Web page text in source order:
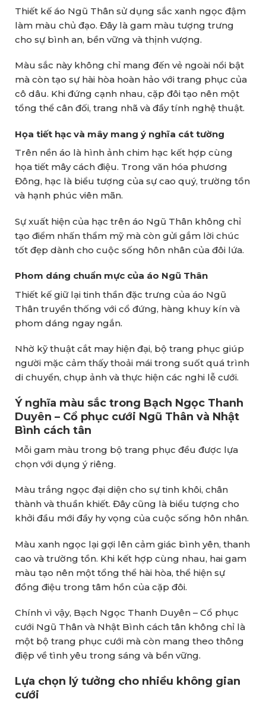
Thiết kế áo Ngũ Thân sử dụng sắc xanh ngọc đậm
làm màu chủ đạo. Đây là gam màu tượng trưng
cho sự bình an, bền vững và thịnh vượng.
Màu sắc này không chỉ mang đến vẻ ngoài nổi bật
mà còn tạo sự hài hòa hoàn hảo với trang phục của
cô dâu. Khi đứng cạnh nhau, cặp đôi tạo nên một
tổng thể cân đối, trang nhã và đầy tính nghệ thuật.
Họa tiết hạc và mây mang ý nghĩa cát tường
Trên nền áo là hình ảnh chim hạc kết hợp cùng
họa tiết mây cách điệu. Trong văn hóa phương
Đông, hạc là biểu tượng của sự cao quý, trường tồn
và hạnh phúc viên mãn.
Sự xuất hiện của hạc trên áo Ngũ Thân không chỉ
tạo điểm nhấn thẩm mỹ mà còn gửi gắm lời chúc
tốt đẹp dành cho cuộc sống hôn nhân của đôi lứa.
Phom dáng chuẩn mực của áo Ngũ Thân
Thiết kế giữ lại tinh thần đặc trưng của áo Ngũ
Thân truyền thống với cổ đứng, hàng khuy kín và
phom dáng ngay ngắn.
Nhờ kỹ thuật cắt may hiện đại, bộ trang phục giúp
người mặc cảm thấy thoải mái trong suốt quá trình
di chuyển, chụp ảnh và thực hiện các nghi lễ cưới.
Ý nghĩa màu sắc trong Bạch Ngọc Thanh
Duyên – Cổ phục cưới Ngũ Thân và Nhật
Bình cách tân
Mỗi gam màu trong bộ trang phục đều được lựa
chọn với dụng ý riêng.
Màu trắng ngọc đại diện cho sự tinh khôi, chân
thành và thuần khiết. Đây cũng là biểu tượng cho
khởi đầu mới đầy hy vọng của cuộc sống hôn nhân.
Màu xanh ngọc lại gợi lên cảm giác bình yên, thanh
cao và trường tồn. Khi kết hợp cùng nhau, hai gam
màu tạo nên một tổng thể hài hòa, thể hiện sự
đồng điệu trong tâm hồn của cặp đôi.
Chính vì vậy, Bạch Ngọc Thanh Duyên – Cổ phục
cưới Ngũ Thân và Nhật Bình cách tân không chỉ là
một bộ trang phục cưới mà còn mang theo thông
điệp về tình yêu trong sáng và bền vững.
Lựa chọn lý tưởng cho nhiều không gian
cưới